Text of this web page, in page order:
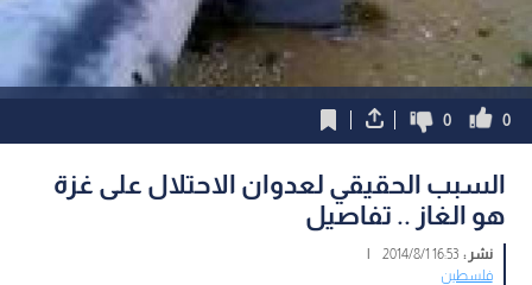
0
0
السبب الحقيقي لعدوان الاحتلال على غزة
هو الغاز .. تفاصيل
نشر :16:53 2014/8/1
|
فلسطين